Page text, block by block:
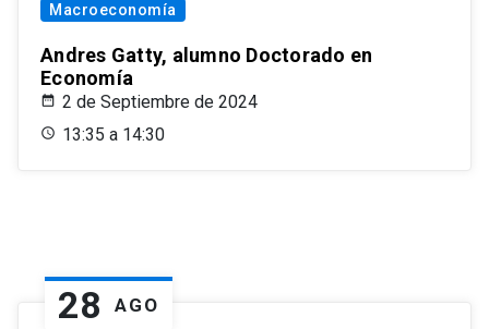
Macroeconomía
Andres Gatty, alumno Doctorado en
Economía
2 de Septiembre de 2024
13:35 a 14:30
28 AGO